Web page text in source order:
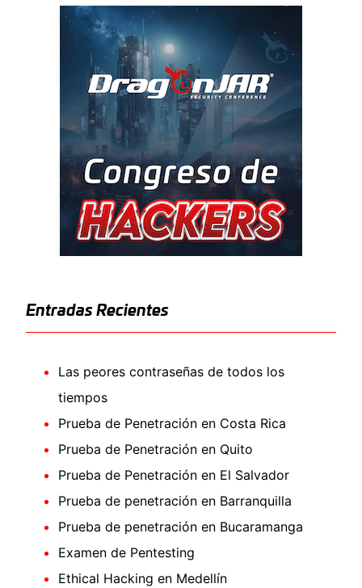
Entradas Recientes
Las peores contraseñas de todos los
tiempos
Prueba de Penetración en Costa Rica
Prueba de Penetración en Quito
Prueba de Penetración en El Salvador
Prueba de penetración en Barranquilla
Prueba de penetración en Bucaramanga
Examen de Pentesting
Ethical Hacking en Medellín